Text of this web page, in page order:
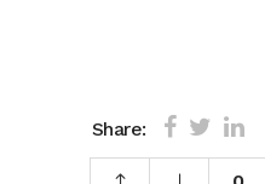
Share: